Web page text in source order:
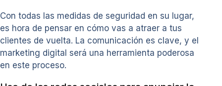
Con todas las medidas de seguridad en su lugar,
es hora de pensar en cómo vas a atraer a tus
clientes de vuelta. La comunicación es clave, y el
marketing digital será una herramienta poderosa
en este proceso.